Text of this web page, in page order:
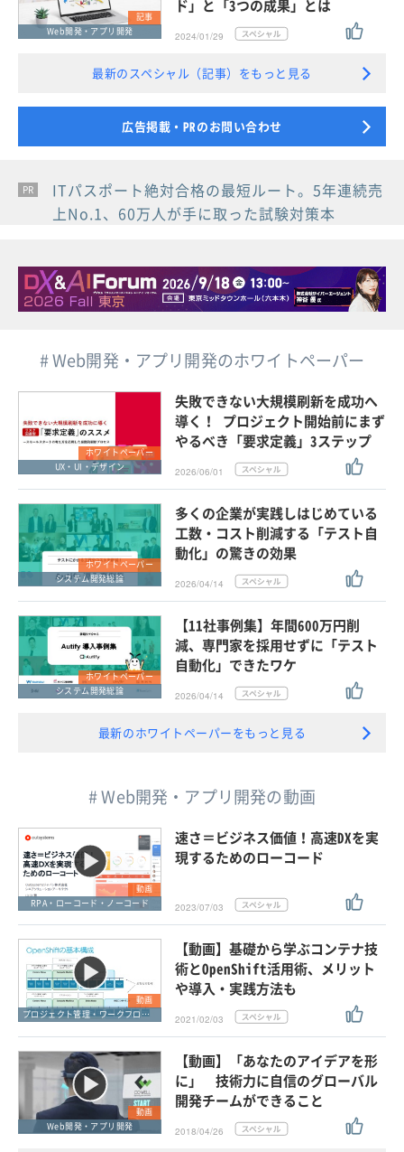
記事
Web開発・アプリ開発
ド」と「3つの成果」とは
2024/01/29
最新のスペシャル（記事）をもっと見る
広告掲載・PRのお問い合わせ
PR
PR
PR
ITパスポート絶対合格の最短ルート。5年連続売
上No.1、60万人が手に取った試験対策本
# Web開発・アプリ開発のホワイトペーパー
ホワイトペーパー
UX・UI・デザイン
失敗できない大規模刷新を成功へ
導く！ プロジェクト開始前にまず
やるべき「要求定義」3ステップ
2026/06/01
ホワイトペーパー
システム開発総論
多くの企業が実践しはじめている
工数・コスト削減する「テスト自
動化」の驚きの効果
2026/04/14
ホワイトペーパー
システム開発総論
【11社事例集】年間600万円削
減、専門家を採用せずに「テスト
自動化」できたワケ
2026/04/14
最新のホワイトペーパーをもっと見る
# Web開発・アプリ開発の動画
動画
RPA・ローコード・ノーコード
速さ＝ビジネス価値！高速DXを実
現するためのローコード
2023/07/03
動画
プロジェクト管理・ワークフロー管理
【動画】基礎から学ぶコンテナ技
術とOpenShift活用術、メリット
や導入・実践方法も
2021/02/03
動画
Web開発・アプリ開発
【動画】「あなたのアイデアを形
に」 技術力に自信のグローバル
開発チームができること
2018/04/26